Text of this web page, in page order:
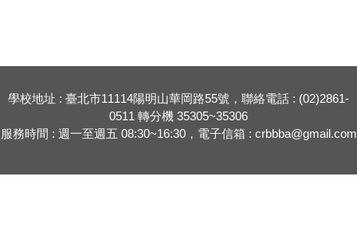
學校地址 : 臺北市11114陽明山華岡路55號，聯絡電話 : (02)2861-
0511 轉分機 35305~35306
服務時間 : 週一至週五 08:30~16:30，電子信箱 : crbbba@gmail.com